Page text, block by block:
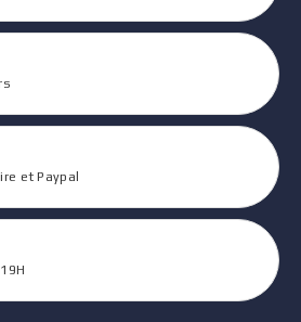
et Paypal